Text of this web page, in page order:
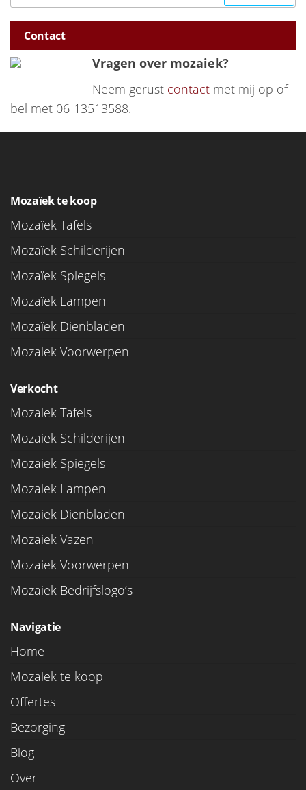
Contact
Vragen over mozaiek?
Neem gerust contact met mij op of
bel met 06-13513588.
Mozaïek te koop
Mozaïek Tafels
Mozaïek Schilderijen
Mozaïek Spiegels
Mozaïek Lampen
Mozaïek Dienbladen
Mozaiek Voorwerpen
Verkocht
Mozaiek Tafels
Mozaiek Schilderijen
Mozaiek Spiegels
Mozaiek Lampen
Mozaiek Dienbladen
Mozaiek Vazen
Mozaiek Voorwerpen
Mozaiek Bedrijfslogo’s
Navigatie
Home
Mozaiek te koop
Offertes
Bezorging
Blog
Over